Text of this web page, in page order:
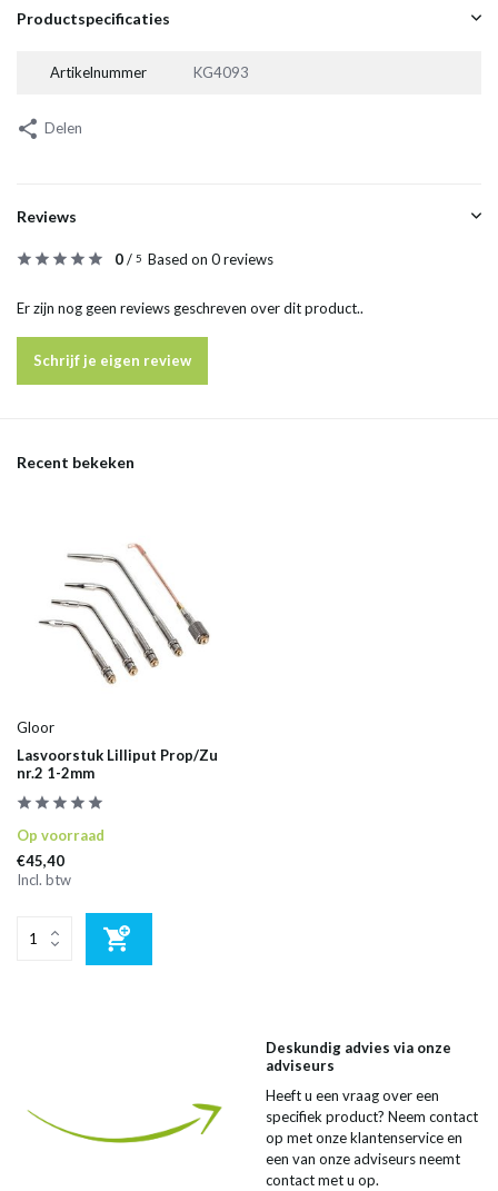
Productspecificaties
Artikelnummer KG4093
Delen
Reviews
0/ 5 Based on 0 reviews
Er zijn nog geen reviews geschreven over dit product..
Schrijf je eigen review
Recent bekeken
Gloor
Lasvoorstuk Lilliput Prop/Zu
nr.2 1-2mm
Op voorraad
€45,40
Incl. btw
Deskundig advies via onze
adviseurs
Heeft u een vraag over een
specifiek product? Neem contact
op met onze klantenservice en
een van onze adviseurs neemt
contact met u op.